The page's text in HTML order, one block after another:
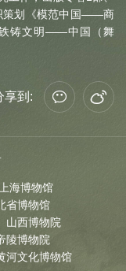
策划《模范中国——商
铁铸文明——中国（舞
享到:
上海博物馆
省博物馆
山西博物院
陵博物院
河文化博物馆